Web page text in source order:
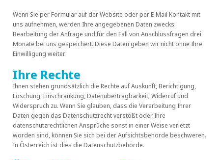
Wenn Sie per Formular auf der Website oder per E-Mail Kontakt mit
uns aufnehmen, werden Ihre angegebenen Daten zwecks
Bearbeitung der Anfrage und für den Fall von Anschlussfragen drei
Monate bei uns gespeichert. Diese Daten geben wir nicht ohne Ihre
Einwilligung weiter.
Ihre Rechte
Ihnen stehen grundsätzlich die Rechte auf Auskunft, Berichtigung,
Löschung, Einschränkung, Datenübertragbarkeit, Widerruf und
Widerspruch zu. Wenn Sie glauben, dass die Verarbeitung Ihrer
Daten gegen das Datenschutzrecht verstößt oder Ihre
datenschutzrechtlichen Ansprüche sonst in einer Weise verletzt
worden sind, können Sie sich bei der Aufsichtsbehörde beschweren.
In Österreich ist dies die Datenschutzbehörde.